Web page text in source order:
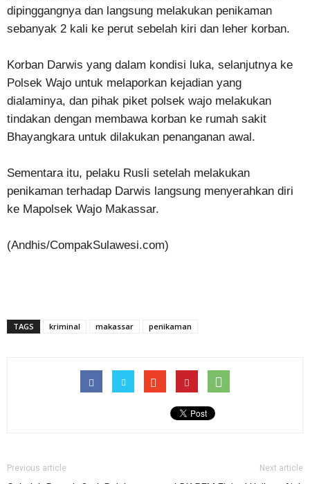
dipinggangnya dan langsung melakukan penikaman
sebanyak 2 kali ke perut sebelah kiri dan leher korban.
Korban Darwis yang dalam kondisi luka, selanjutnya ke
Polsek Wajo untuk melaporkan kejadian yang
dialaminya, dan pihak piket polsek wajo melakukan
tindakan dengan membawa korban ke rumah sakit
Bhayangkara untuk dilakukan penanganan awal.
Sementara itu, pelaku Rusli setelah melakukan
penikaman terhadap Darwis langsung menyerahkan diri
ke Mapolsek Wajo Makassar.
(Andhis/CompakSulawesi.com)
TAGS kriminal makassar penikaman
Previous article Next article